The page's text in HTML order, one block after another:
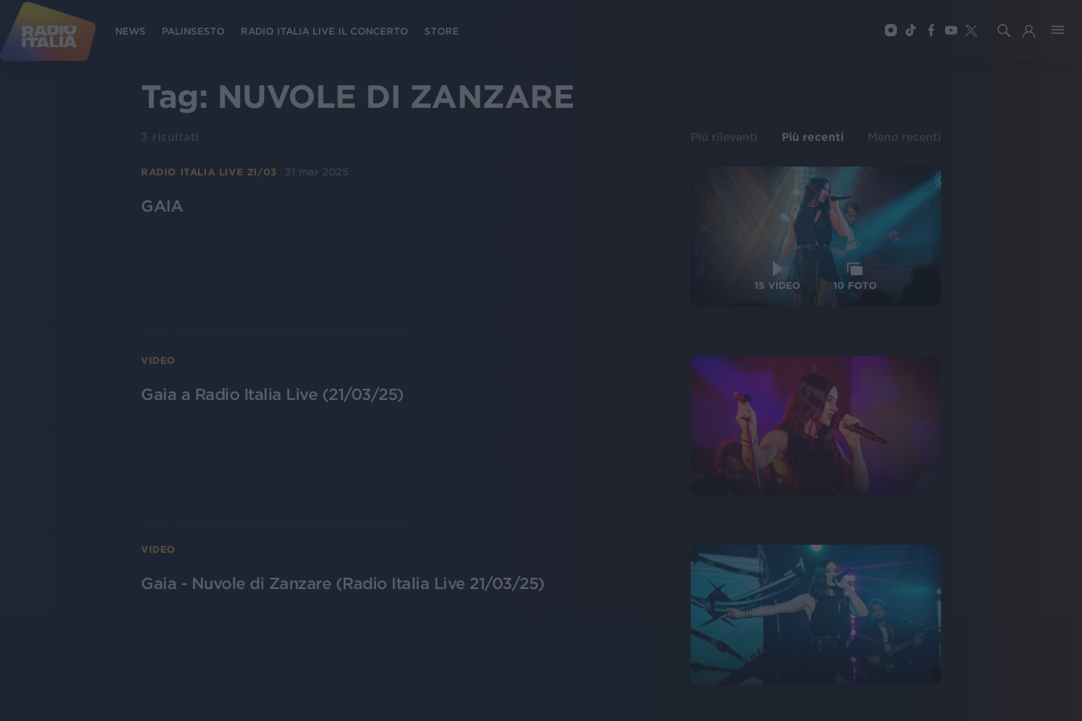
NEWS PALINSESTO RADIO ITALIA LIVE IL CONCERTO STORE
Tag: NUVOLE DI ZANZARE
3 risultati Più rilevanti Più recenti Meno recenti
RADIO ITALIA LIVE 21/03 21 mar 2025
GAIA
15 VIDEO 10 FOTO
VIDEO
Gaia a Radio Italia Live (21/03/25)
VIDEO
Gaia - Nuvole di Zanzare (Radio Italia Live 21/03/25)